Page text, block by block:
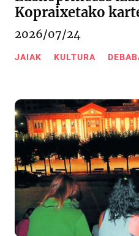
Kopraixetako
2026/07/24
JAIAK KULTURA